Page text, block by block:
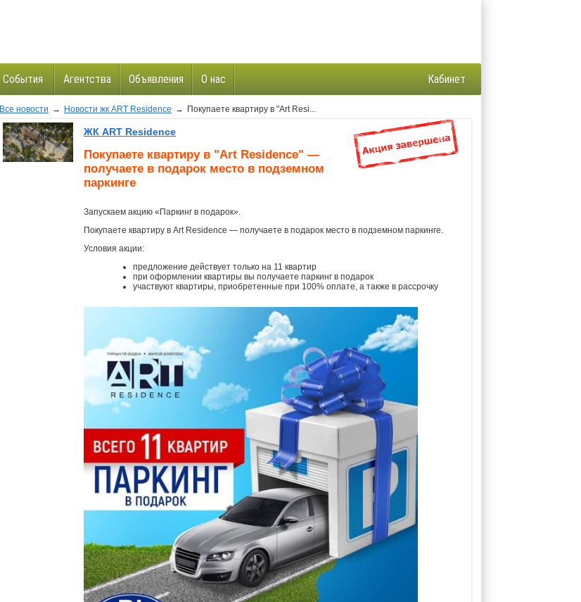
События Агентства Объявления О нас Кабинет
Все новости → Новости жк ART Residence → Покупаете квартиру в "Art Resi...
ЖК ART Residence
Покупаете квартиру в "Art Residence" —
получаете в подарок место в подземном
паркинге
Запускаем акцию «Паркинг в подарок».
Покупаете квартиру в Art Residence — получаете в подарок место в подземном паркинге.
Условия акции:
предложение действует только на 11 квартир
при оформлении квартиры вы получаете паркинг в подарок
участвуют квартиры, приобретенные при 100% оплате, а также в рассрочку